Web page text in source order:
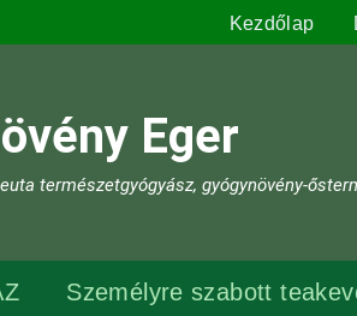
Kezdőlap
Eger
természetgyógyász, gyógynövény-
Személyre szabott